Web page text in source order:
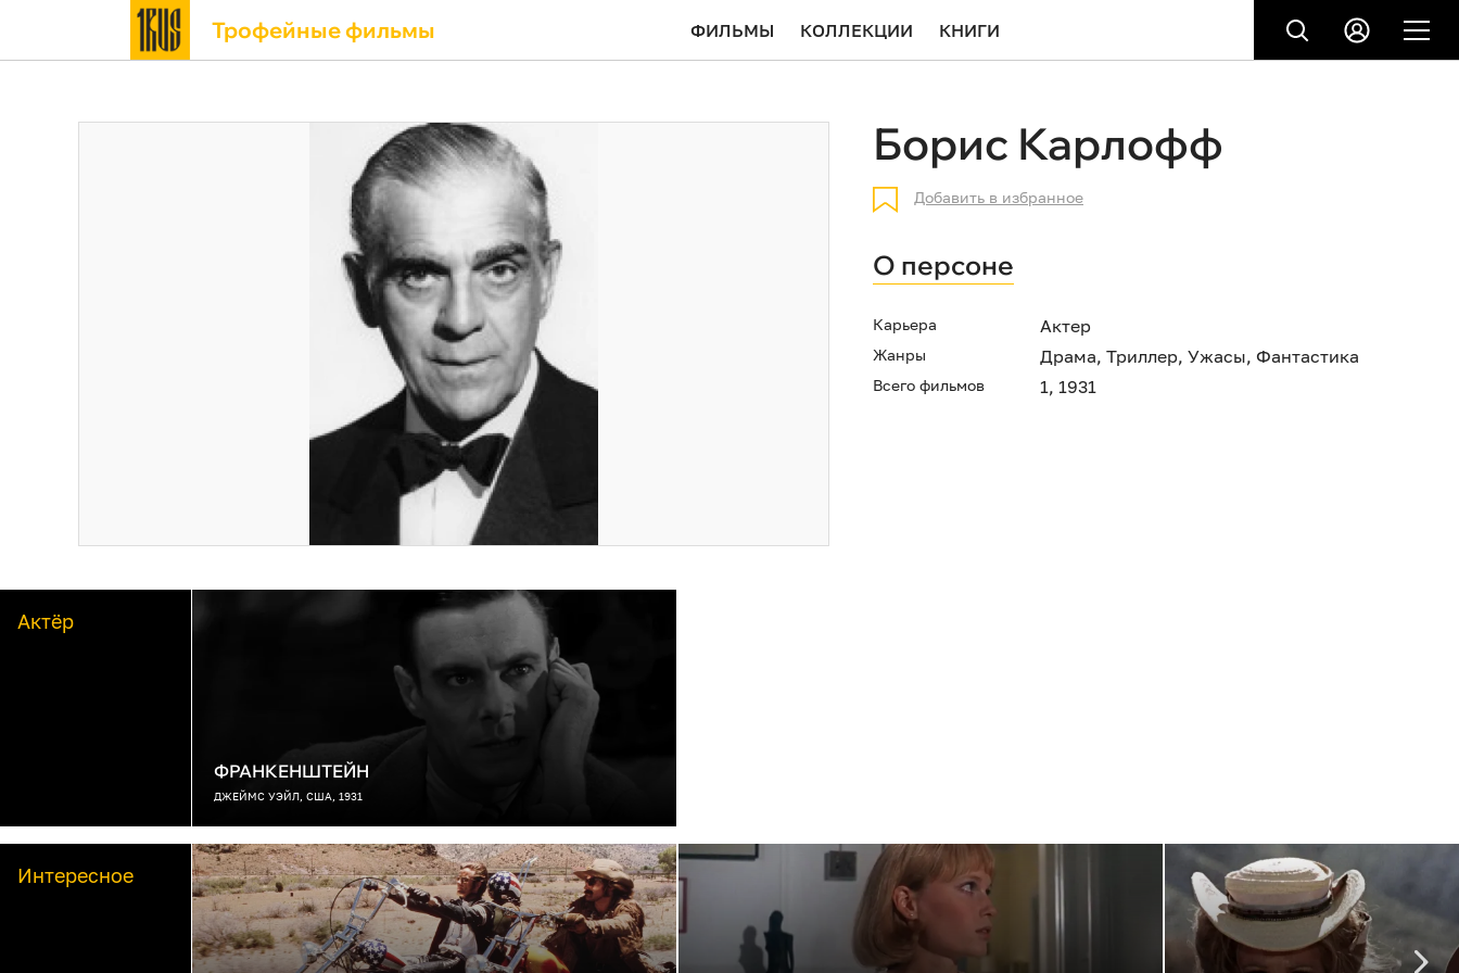
Трофейные фильмы ФИЛЬМЫ КОЛЛЕКЦИИ КНИГИ
Борис Карлофф
Добавить в избранное
О персоне
Карьера Актер
Жанры Драма, Триллер, Ужасы, Фантастика
Всего фильмов 1, 1931
Актёр
ФРАНКЕНШТЕЙН
ДЖЕЙМС УЭЙЛ, США, 1931
Интересное